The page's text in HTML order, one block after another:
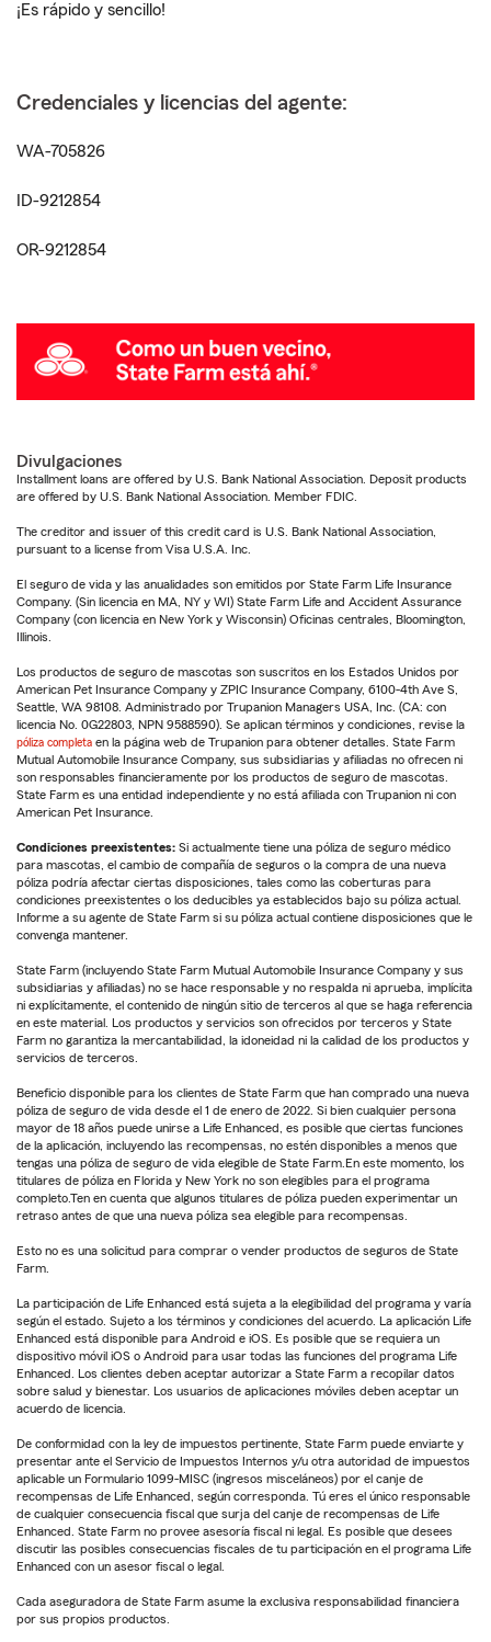
¡Es rápido y sencillo!
Credenciales y licencias del agente:
WA-705826
ID-9212854
OR-9212854
Divulgaciones
Installment loans are offered by U.S. Bank National Association. Deposit products
are offered by U.S. Bank National Association. Member FDIC.
The creditor and issuer of this credit card is U.S. Bank National Association,
pursuant to a license from Visa U.S.A. Inc.
El seguro de vida y las anualidades son emitidos por State Farm Life Insurance
Company. (Sin licencia en MA, NY y WI) State Farm Life and Accident Assurance
Company (con licencia en New York y Wisconsin) Oficinas centrales, Bloomington,
Illinois.
Los productos de seguro de mascotas son suscritos en los Estados Unidos por
American Pet Insurance Company y ZPIC Insurance Company, 6100-4th Ave S,
Seattle, WA 98108. Administrado por Trupanion Managers USA, Inc. (CA: con
licencia No. 0G22803, NPN 9588590). Se aplican términos y condiciones, revise la
póliza completa en la página web de Trupanion para obtener detalles. State Farm
Mutual Automobile Insurance Company, sus subsidiarias y afiliadas no ofrecen ni
son responsables financieramente por los productos de seguro de mascotas.
State Farm es una entidad independiente y no está afiliada con Trupanion ni con
American Pet Insurance.
Condiciones preexistentes: Si actualmente tiene una póliza de seguro médico
para mascotas, el cambio de compañía de seguros o la compra de una nueva
póliza podría afectar ciertas disposiciones, tales como las coberturas para
condiciones preexistentes o los deducibles ya establecidos bajo su póliza actual.
Informe a su agente de State Farm si su póliza actual contiene disposiciones que le
convenga mantener.
State Farm (incluyendo State Farm Mutual Automobile Insurance Company y sus
subsidiarias y afiliadas) no se hace responsable y no respalda ni aprueba, implícita
ni explícitamente, el contenido de ningún sitio de terceros al que se haga referencia
en este material. Los productos y servicios son ofrecidos por terceros y State
Farm no garantiza la mercantabilidad, la idoneidad ni la calidad de los productos y
servicios de terceros.
Beneficio disponible para los clientes de State Farm que han comprado una nueva
póliza de seguro de vida desde el 1 de enero de 2022. Si bien cualquier persona
mayor de 18 años puede unirse a Life Enhanced, es posible que ciertas funciones
de la aplicación, incluyendo las recompensas, no estén disponibles a menos que
tengas una póliza de seguro de vida elegible de State Farm.En este momento, los
titulares de póliza en Florida y New York no son elegibles para el programa
completo.Ten en cuenta que algunos titulares de póliza pueden experimentar un
retraso antes de que una nueva póliza sea elegible para recompensas.
Esto no es una solicitud para comprar o vender productos de seguros de State
Farm.
La participación de Life Enhanced está sujeta a la elegibilidad del programa y varía
según el estado. Sujeto a los términos y condiciones del acuerdo. La aplicación Life
Enhanced está disponible para Android e iOS. Es posible que se requiera un
dispositivo móvil iOS o Android para usar todas las funciones del programa Life
Enhanced. Los clientes deben aceptar autorizar a State Farm a recopilar datos
sobre salud y bienestar. Los usuarios de aplicaciones móviles deben aceptar un
acuerdo de licencia.
De conformidad con la ley de impuestos pertinente, State Farm puede enviarte y
presentar ante el Servicio de Impuestos Internos y/u otra autoridad de impuestos
aplicable un Formulario 1099-MISC (ingresos misceláneos) por el canje de
recompensas de Life Enhanced, según corresponda. Tú eres el único responsable
de cualquier consecuencia fiscal que surja del canje de recompensas de Life
Enhanced. State Farm no provee asesoría fiscal ni legal. Es posible que desees
discutir las posibles consecuencias fiscales de tu participación en el programa Life
Enhanced con un asesor fiscal o legal.
Cada aseguradora de State Farm asume la exclusiva responsabilidad financiera
por sus propios productos.